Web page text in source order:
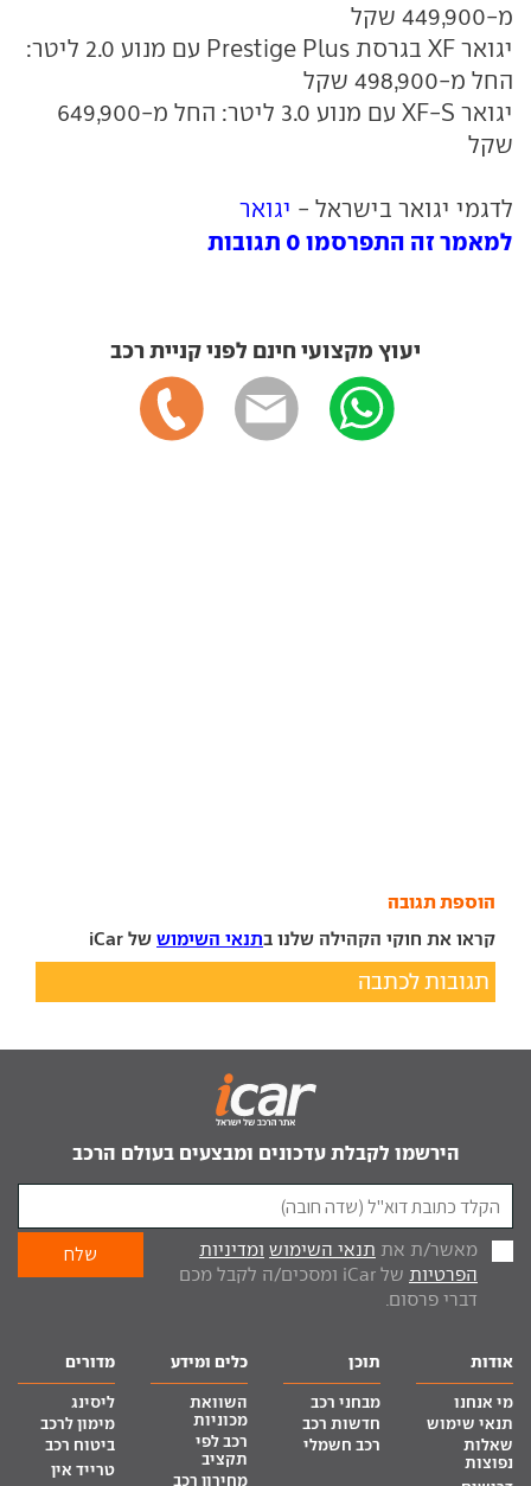
מ-449,900 שקל
יגואר XF בגרסת Prestige Plus עם מנוע 2.0 ליטר:
החל מ-498,900 שקל
יגואר XF-S עם מנוע 3.0 ליטר: החל מ-649,900
שקל
לדגמי יגואר בישראל - יגואר
למאמר זה התפרסמו 0 תגובות
יעוץ מקצועי חינם לפני קניית רכב
הוספת תגובה
קראו את חוקי הקהילה שלנו בתנאי השימוש של iCar
תגובות לכתבה
הירשמו לקבלת עדכונים ומבצעים בעולם הרכב
מאשר/ת את תנאי השימוש ומדיניות
הפרטיות
של iCar ומסכים/ה לקבל מכם
דברי פרסום.
אודות
מי אנחנו
תנאי שימוש
שאלות
נפוצות
תוכן
מבחני רכב
חדשות רכב
רכב חשמלי
כלים ומידע
השוואת
מכוניות
רכב לפי
תקציב
מחירון רכב
מדורים
ליסינג
מימון לרכב
ביטוח רכב
טרייד אין